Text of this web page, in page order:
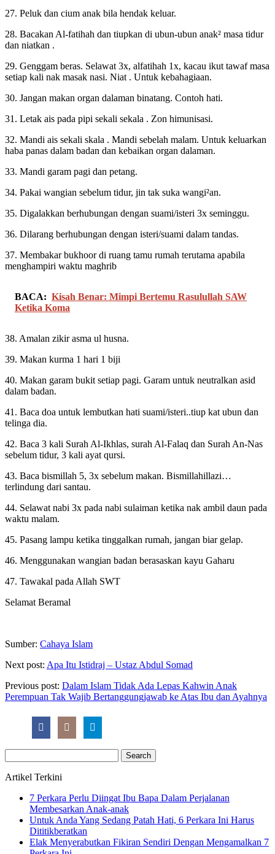
27. Peluk dan cium anak bila hendak keluar.
28. Bacakan Al-fatihah dan tiupkan di ubun-ubun anak² masa tidur
dan niatkan .
29. Genggam beras. Selawat 3x, alfatihah 1x, kacau ikut tawaf masa
setiap kali nak masak nasi. Niat . Untuk kebahagiaan.
30. Jangan makan organ dalaman binatang. Contoh hati.
31. Letak ais pada pipi sekali sekala . Zon himunisasi.
32. Mandi ais sekali skala . Mandi sebelah malam. Untuk keluarkan
haba panas dalam badan dan kebaikan organ dalaman.
33. Mandi garam pagi dan petang.
34. Pakai wangian sebelum tidur, jin tak suka wangi²an.
35. Digalakkan berhubungan dengan suami/isteri 3x seminggu.
36. Dilarang berhubungan dengan isteri/suami dalam tandas.
37. Membakar bukhoor di ruang tamu rumah terutama apabila
menghampiri waktu maghrib
BACA: Kisah Benar: Mimpi Bertemu Rasulullah SAW
Ketika Koma
38. Amalan zikir asma ul husna.
39. Makan kurma 1 hari 1 biji
40. Makan garam bukit setiap pagi. Garam untuk neutralkan asid
dalam badan.
41. Baca doa untuk lembutkan hati suami/isteri..tiup kat ubun dan
telinga dia.
42. Baca 3 kali Surah Al-Ikhlas, surah Al-Falaq dan Surah An-Nas
sebelum tidur, 3 kali ayat qursi.
43. Baca bismillah 5, 3x sebelum makan. Bismillahillazi…
terlindung dari santau.
44. Selawat nabi 3x pada nabi sulaiman ketika nak ambil​ daun pada
waktu malam.
45. Pasang lampu ketika tinggalkan rumah, jangan biar gelap.
46. Menggunakan wangian badan berasaskan kayu Gaharu
47. Tawakal pada Allah SWT
Selamat Beramal
Sumber: Cahaya Islam
Next post: Apa Itu Istidraj – Ustaz Abdul Somad
Previous post: Dalam Islam Tidak Ada Lepas Kahwin Anak
Perempuan Tak Wajib Bertanggungjawab ke Atas Ibu dan Ayahnya
for:
Artikel Terkini
7 Perkara Perlu Diingat Ibu Bapa Dalam Perjalanan
Membesarkan Anak-anak
Untuk Anda Yang Sedang Patah Hati, 6 Perkara Ini Harus
Dititikberatkan
Elak Menyerabutkan Fikiran Sendiri Dengan Mengamalkan 7